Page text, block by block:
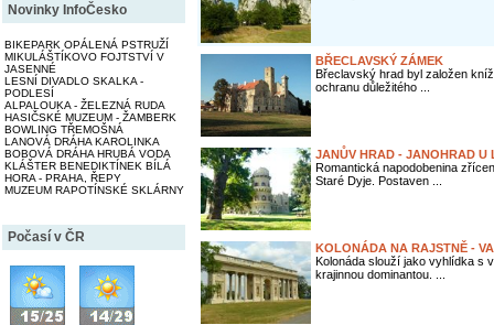
Novinky InfoČesko
BIKEPARK OPÁLENÁ PSTRUŽÍ
MIKULÁŠTÍKOVO FOJTSTVÍ V
JASENNÉ
LESNÍ DIVADLO SKALKA -
PODLESÍ
ALPALOUKA - ŽELEZNÁ RUDA
HASIČSKÉ MUZEUM - ŽAMBERK
BOWLING TŘEMOŠNÁ
LANOVÁ DRÁHA KAROLINKA
BOBOVÁ DRÁHA HRUBÁ VODA
KLÁŠTER BENEDIKTÍNEK BÍLÁ
HORA - PRAHA, ŘEPY
MUZEUM RAPOTÍNSKÉ SKLÁRNY
Počasí v ČR
BŘECLAVSKÝ ZÁMEK
Břeclavský hrad byl založen
ochranu důležitého ...
JANŮV HRAD - JANOHRAD U
Romantická napodobenina
Staré Dyje. Postaven ...
KOLONÁDA NA RAJSTNĚ -
Kolonáda slouží jako vyhlídka s
krajinnou dominantou. ...